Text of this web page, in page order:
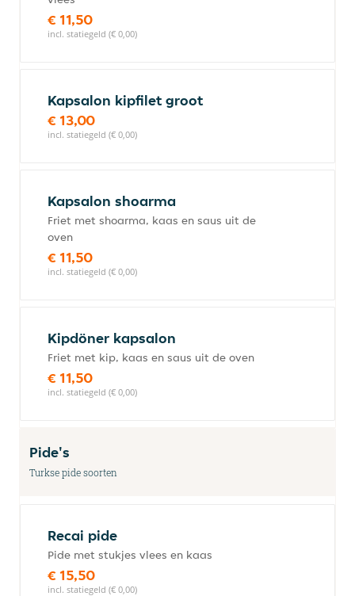
€ 11,50
incl. statiegeld (€ 0,00)
Kapsalon kipfilet groot
€ 13,00
incl. statiegeld (€ 0,00)
Kapsalon shoarma
Friet met shoarma, kaas en saus uit de
oven
€ 11,50
incl. statiegeld (€ 0,00)
Kipdöner kapsalon
Friet met kip, kaas en saus uit de oven
€ 11,50
incl. statiegeld (€ 0,00)
Pide's
Turkse pide soorten
Recai pide
Pide met stukjes vlees en kaas
€ 15,50
incl. statiegeld (€ 0,00)